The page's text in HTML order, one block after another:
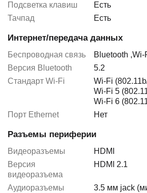
Подсветка клавиш
Есть
Тачпад
Есть
Интернет/передача данных
Беспроводная связь Bluetooth ,Wi-
Версия Bluetooth
5.2
Стандарт Wi-Fi
Wi-Fi
Wi-Fi 5
Wi-Fi 6
Порт Ethernet
Нет
Разъемы периферии
Видеоразъемы
HDMI
Версия
видеоразъема
HDMI 2.1
Аудиоразъемы
3.5 мм jack